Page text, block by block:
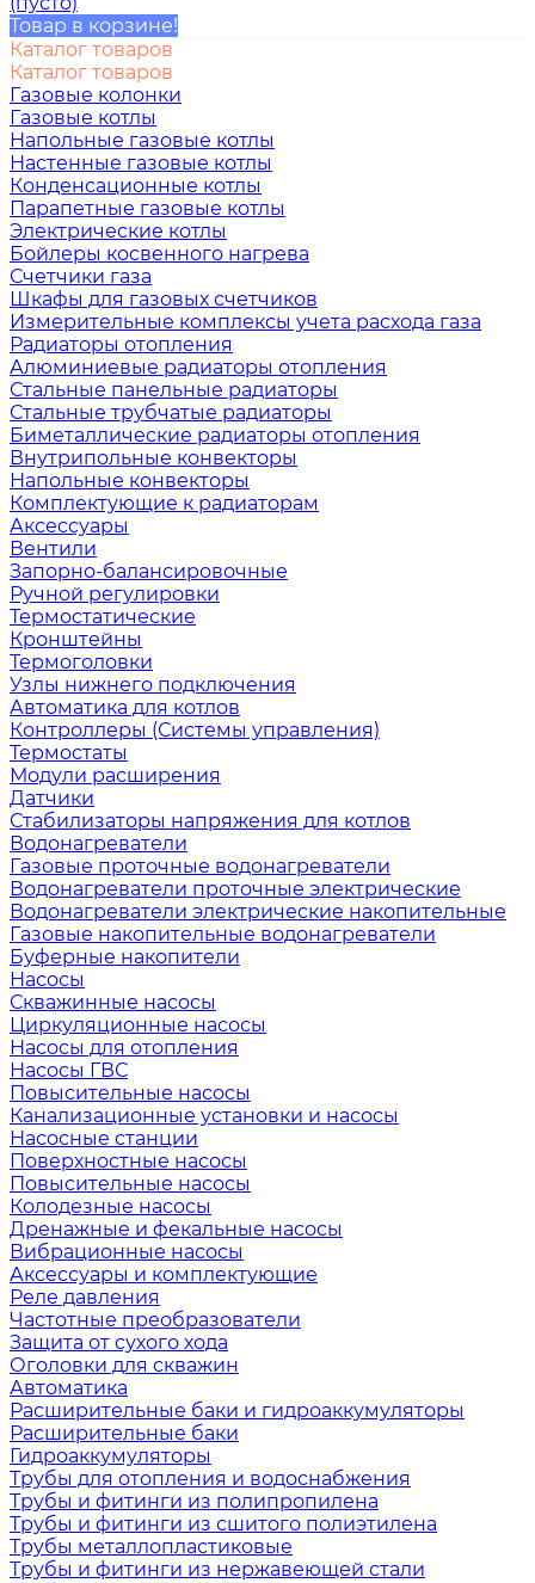
Товар в корзине!
Каталог товаров
Каталог товаров
Газовые колонки
Газовые котлы
Напольные газовые котлы
Настенные газовые котлы
Конденсационные котлы
Парапетные газовые котлы
Электрические котлы
Бойлеры косвенного нагрева
Счетчики газа
Шкафы для газовых счетчиков
Измерительные комплексы учета расхода газа
Радиаторы отопления
Алюминиевые радиаторы отопления
Стальные панельные радиаторы
Стальные трубчатые радиаторы
Биметаллические радиаторы отопления
Внутрипольные конвекторы
Напольные конвекторы
Комплектующие к радиаторам
Аксессуары
Вентили
Запорно-балансировочные
Ручной регулировки
Термостатические
Кронштейны
Термоголовки
Узлы нижнего подключения
Автоматика для котлов
Контроллеры (Системы управления)
Термостаты
Модули расширения
Датчики
Стабилизаторы напряжения для котлов
Водонагреватели
Газовые проточные водонагреватели
Водонагреватели проточные электрические
Водонагреватели электрические накопительные
Газовые накопительные водонагреватели
Буферные накопители
Насосы
Скважинные насосы
Циркуляционные насосы
Насосы для отопления
Насосы ГВС
Повысительные насосы
Канализационные установки и насосы
Насосные станции
Поверхностные насосы
Повысительные насосы
Колодезные насосы
Дренажные и фекальные насосы
Вибрационные насосы
Аксессуары и комплектующие
Реле давления
Частотные преобразователи
Защита от сухого хода
Оголовки для скважин
Автоматика
Расширительные баки и гидроаккумуляторы
Расширительные баки
Гидроаккумуляторы
Трубы для отопления и водоснабжения
Трубы и фитинги из полипропилена
Трубы и фитинги из сшитого полиэтилена
Трубы металлопластиковые
Трубы и фитинги из нержавеющей стали